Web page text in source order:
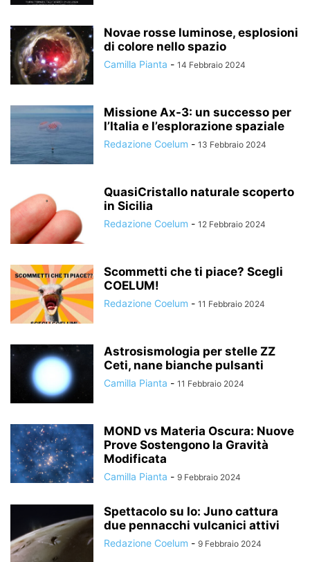
Novae rosse luminose, esplosioni
di colore nello spazio
Camilla Pianta - 14 Febbraio 2024
Missione Ax-3: un successo per
l’Italia e l’esplorazione spaziale
Redazione Coelum - 13 Febbraio 2024
QuasiCristallo naturale scoperto
in Sicilia
Redazione Coelum - 12 Febbraio 2024
Scommetti che ti piace? Scegli
COELUM!
Redazione Coelum - 11 Febbraio 2024
Astrosismologia per stelle ZZ
Ceti, nane bianche pulsanti
Camilla Pianta - 11 Febbraio 2024
MOND vs Materia Oscura: Nuove
Prove Sostengono la Gravità
Modificata
Camilla Pianta - 9 Febbraio 2024
Spettacolo su Io: Juno cattura
due pennacchi vulcanici attivi
Redazione Coelum - 9 Febbraio 2024